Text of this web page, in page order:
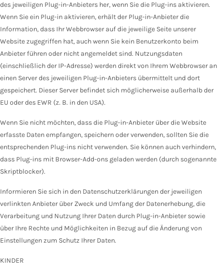
des jeweiligen Plug-in-Anbieters her, wenn Sie die Plug-ins aktivieren.
Wenn Sie ein Plug-in aktivieren, erhält der Plug-in-Anbieter die
Information, dass Ihr Webbrowser auf die jeweilige Seite unserer
Website zugegriffen hat, auch wenn Sie kein Benutzerkonto beim
Anbieter führen oder nicht angemeldet sind. Nutzungsdaten
(einschließlich der IP-Adresse) werden direkt von Ihrem Webbrowser an
einen Server des jeweiligen Plug-in-Anbieters übermittelt und dort
gespeichert. Dieser Server befindet sich möglicherweise außerhalb der
EU oder des EWR (z. B. in den USA).
Wenn Sie nicht möchten, dass die Plug-in-Anbieter über die Website
erfasste Daten empfangen, speichern oder verwenden, sollten Sie die
entsprechenden Plug-ins nicht verwenden. Sie können auch verhindern,
dass Plug-ins mit Browser-Add-ons geladen werden (durch sogenannte
Skriptblocker).
Informieren Sie sich in den Datenschutzerklärungen der jeweiligen
verlinkten Anbieter über Zweck und Umfang der Datenerhebung, die
Verarbeitung und Nutzung Ihrer Daten durch Plug-in-Anbieter sowie
über Ihre Rechte und Möglichkeiten in Bezug auf die Änderung von
Einstellungen zum Schutz Ihrer Daten.
KINDER